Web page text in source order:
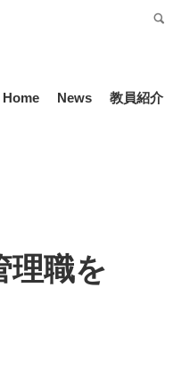
Home News 教員紹介
職を